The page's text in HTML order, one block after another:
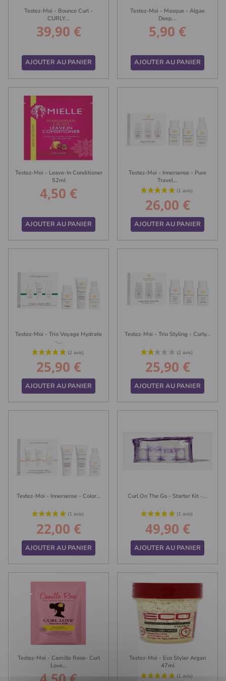
Testez-Moi - Bounce Curl -
CURLY...
Prix
39,90 €
AJOUTER AU PANIER
Testez-Moi - Masque - Algae
Deep...
Prix
5,90 €
AJOUTER AU PANIER
Testez-Moi - Leave-In Conditioner
52ml
Prix
4,50 €
AJOUTER AU PANIER
Testez-Moi - Innersense - Pure
Travel...
Prix
26,00 €
AJOUTER AU PANIER
Testez-Moi - Trio Voyage Hydrate
-...
Prix
25,90 €
AJOUTER AU PANIER
Testez-Moi - Trio Styling - Curly...
Prix
25,90 €
AJOUTER AU PANIER
Testez-Moi - Innersense - Color...
Prix
22,00 €
AJOUTER AU PANIER
Curl On The Go - Starter Kit -...
Prix
49,90 €
AJOUTER AU PANIER
Testez-Moi - Camille Rose- Curl
Love...
Prix
Testez-Moi - Eco Styler Argan
47ml